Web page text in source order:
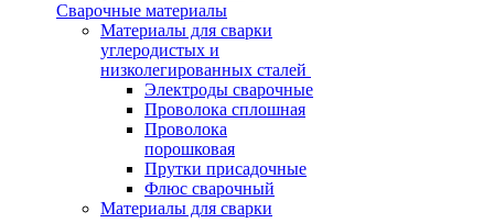
Сварочные материалы
Материалы для сварки
углеродистых и
низколегированных сталей
Электроды сварочные
Проволока сплошная
Проволока
порошковая
Прутки присадочные
Флюс сварочный
Материалы для сварки